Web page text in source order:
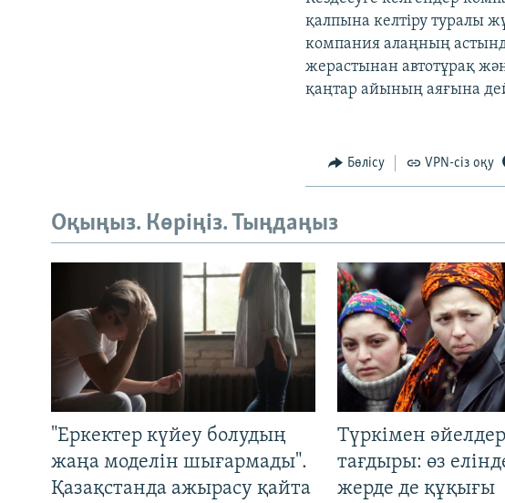
қалпына келтіру туралы
компания алаңның
жерастынан автотұрақ
қаңтар айының аяғына
Бөлісу VPN-сіз оқу
Оқыңыз. Көріңіз. Тыңдаңыз
"Еркектер күйеу болудың
жаңа моделін шығармады".
Қазақстанда ажырасу қайта
Түркімен
тағдыры: өз
жерде де құқығы